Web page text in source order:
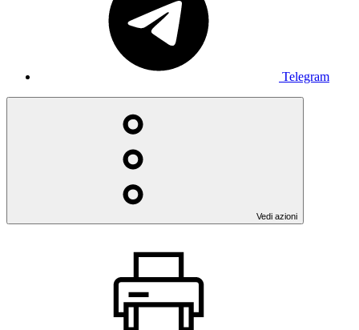
Telegram
Vedi azioni